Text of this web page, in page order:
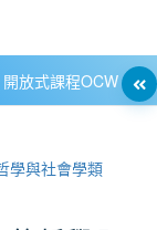
開放式課程OCW
學與社會學類